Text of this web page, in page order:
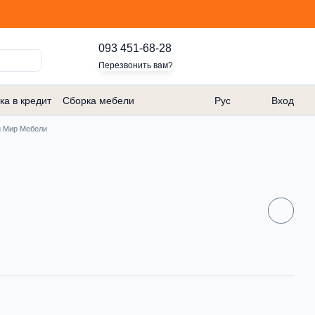
093 451-68-28
Перезвонить вам?
в кредит Сборка мебели Рус Вход
Мир Мебели